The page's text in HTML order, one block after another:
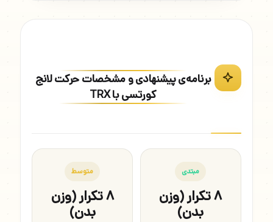
برنامه‌ی پیشنهادی و مشخصات حرکت لانج
کورتسی با TRX
مبتدی
۸ تکرار (وزن
بدن)
متوسط
۸ تکرار (وزن
بدن)